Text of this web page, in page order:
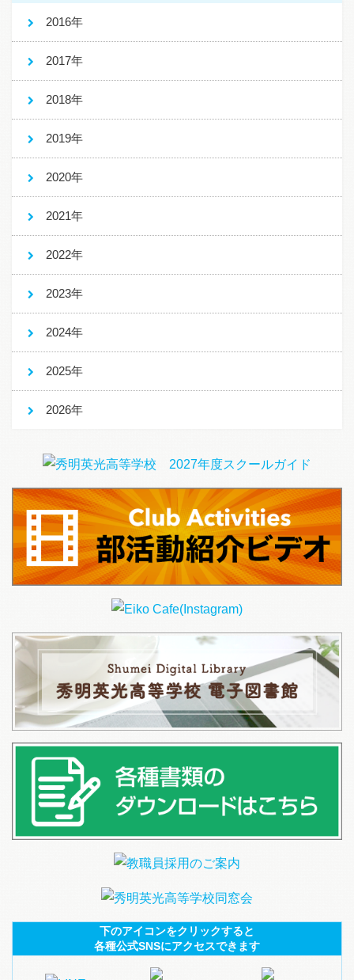
2016年
2017年
2018年
2019年
2020年
2021年
2022年
2023年
2024年
2025年
2026年
下のアイコンをクリックすると
各種公式SNSにアクセスできます